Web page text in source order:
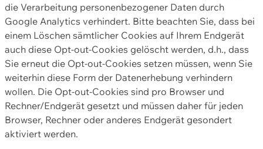
die Verarbeitung personenbezogener Daten durch
Google Analytics verhindert. Bitte beachten Sie, dass bei
einem Löschen sämtlicher Cookies auf Ihrem Endgerät
auch diese Opt-out-Cookies gelöscht werden, d.h., dass
Sie erneut die Opt-out-Cookies setzen müssen, wenn Sie
weiterhin diese Form der Datenerhebung verhindern
wollen. Die Opt-out-Cookies sind pro Browser und
Rechner/Endgerät gesetzt und müssen daher für jeden
Browser, Rechner oder anderes Endgerät gesondert
aktiviert werden.